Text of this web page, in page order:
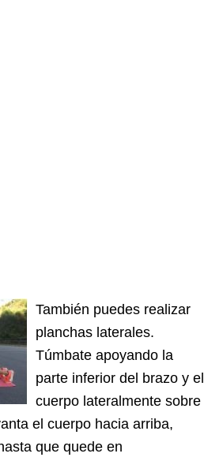
También puedes realizar
planchas laterales.
Túmbate apoyando la
parte inferior del brazo y el
cuerpo lateralmente sobre
el cuerpo hacia arriba,
que quede en